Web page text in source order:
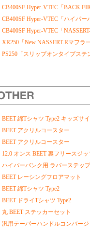
CB400SF Hyper-VTEC「BACK
CB400SF Hyper-VTEC「ハイパー
CB400SF Hyper-VTEC「
XR250「New NASSERT-Rマフラ
PS250「スリップオンタイプス
BEET 綿Tシャツ Type2 キッズサ
BEET アクリルコースター
BEET アクリルコースター
12.0 オンス BEET 裏フリースジ
ハイパーバンク用 ラバーステッ
BEET レーシングフロアマット
BEET 綿Tシャツ Type2
BEET ドライTシャツ Type2
丸 BEET ステッカーセット
汎用テーパーハンドルコンバー